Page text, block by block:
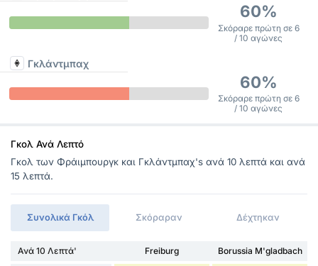
60%
Σκόραρε πρώτη σε 6
/ 10 αγώνες
Γκλάντμπαχ
60%
Σκόραρε πρώτη σε 6
/ 10 αγώνες
Γκολ Ανά Λεπτό
Γκολ των Φράιμπουργκ και Γκλάντμπαχ's ανά 10 λεπτά και ανά
15 λεπτά.
Συνολικά Γκόλ Σκόραραν Δέχτηκαν
Ανά 10 Λεπτά' Freiburg
Borussia M'gladbach